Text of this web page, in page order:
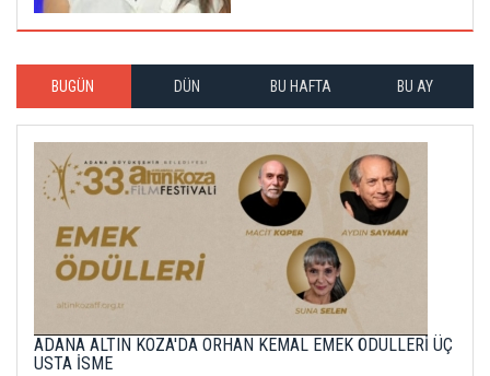
BUGÜN DÜN BU HAFTA BU AY
ADANA ALTIN KOZA'DA ORHAN KEMAL EMEK ÖDÜLLERİ ÜÇ
USTA İSME